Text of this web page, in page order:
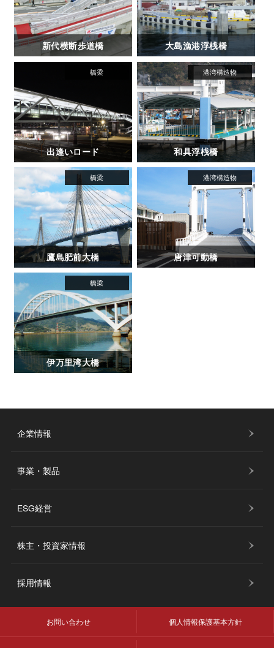
新代横断歩道橋 大島漁港浮桟橋
出逢いロード 和具浮桟橋
鷹島肥前大橋 唐津可動橋
伊万里湾大橋
企業情報
事業・製品
ESG経営
株主・投資家情報
採用情報
お問い合わせ 個人情報保護基本方針